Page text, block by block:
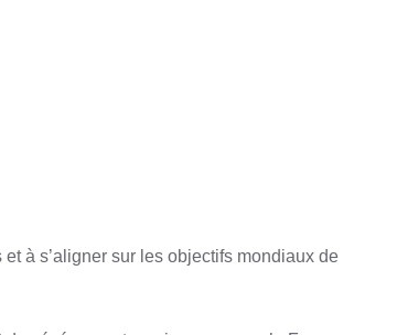
à s’aligner sur les objectifs mondiaux de